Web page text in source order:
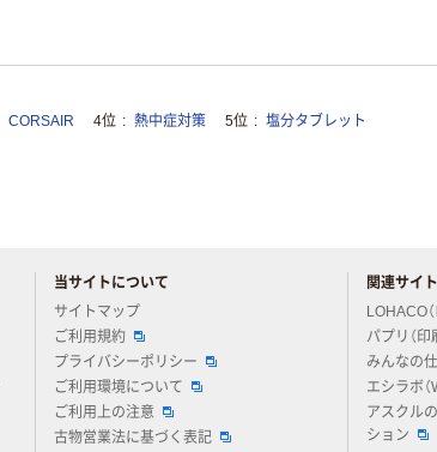
4位 熱中症対策 5位 塩分タブレット
当サイトについて
サイトマップ
ご利用規約
プライバシーポリシー
ご利用環境について
ご利用上の注意
古物営業法に基づく表記
関連サイト
LOHACO（
パプリ（印
みんなの
エシラボ（
アスクル
ション